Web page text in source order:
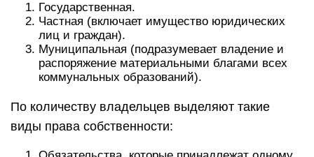
Государственная.
Частная (включает имущество юридических
лиц и граждан).
Муниципальная (подразумевает владение и
распоряжение материальными благами всех
коммунальных образований).
По количеству владельцев выделяют такие
виды права собственности: